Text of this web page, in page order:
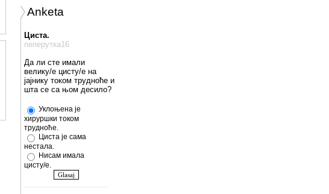
Anketa
Циста.
пеперутка16
Да ли сте имали
велику/е цисту/е на
јајнику током трудноће и
шта се са њом десило?
Уклоњена је
хируршки током
трудноће.
Циста је сама
нестала.
Нисам имала
цисту/е.